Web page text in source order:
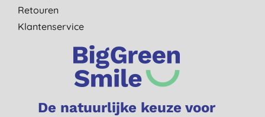
Retouren
Klantenservice
De natuurlijke keuze voor